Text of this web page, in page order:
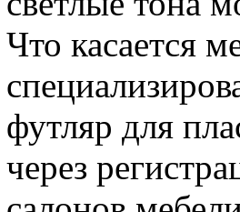
Что касается
футляр для
через